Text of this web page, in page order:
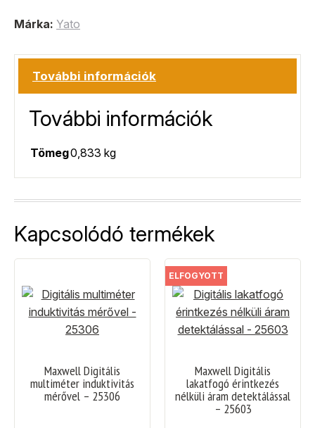
Márka: Yato
További információk
További információk
Tömeg0,833 kg
Kapcsolódó termékek
Maxwell Digitális
multiméter induktivitás
mérővel – 25306
ELFOGYOTT
Maxwell Digitális
lakatfogó érintkezés
nélküli áram detektálással
– 25603